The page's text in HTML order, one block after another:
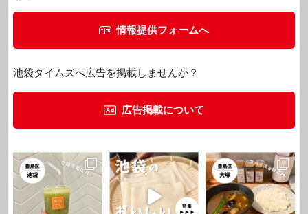
情報提供フォームへ
池袋タイムズへ広告を掲載しませんか？
広告掲載について